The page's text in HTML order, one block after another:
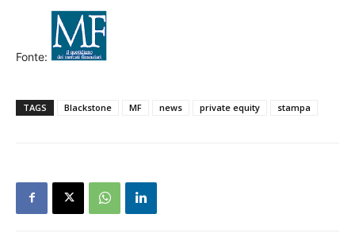
Fonte:
TAGS Blackstone MF news private equity stampa